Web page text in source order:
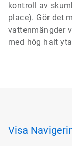
kontroll av
place). Gör det
vattenmängder
med hög halt
Visa